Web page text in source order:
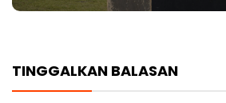
TINGGALKAN BALASAN